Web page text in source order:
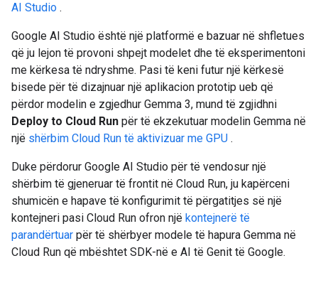
AI Studio .
Google AI Studio është një platformë e bazuar në shfletues
që ju lejon të provoni shpejt modelet dhe të eksperimentoni
me kërkesa të ndryshme. Pasi të keni futur një kërkesë
bisede për të dizajnuar një aplikacion prototip ueb që
përdor modelin e zgjedhur Gemma 3, mund të zgjidhni
Deploy to Cloud Run për të ekzekutuar modelin Gemma në
një shërbim Cloud Run të aktivizuar me GPU .
Duke përdorur Google AI Studio për të vendosur një
shërbim të gjeneruar të frontit në Cloud Run, ju kapërceni
shumicën e hapave të konfigurimit të përgatitjes së një
kontejneri pasi Cloud Run ofron një kontejnerë të
parandërtuar për të shërbyer modele të hapura Gemma në
Cloud Run që mbështet SDK-në e AI të Genit të Google.